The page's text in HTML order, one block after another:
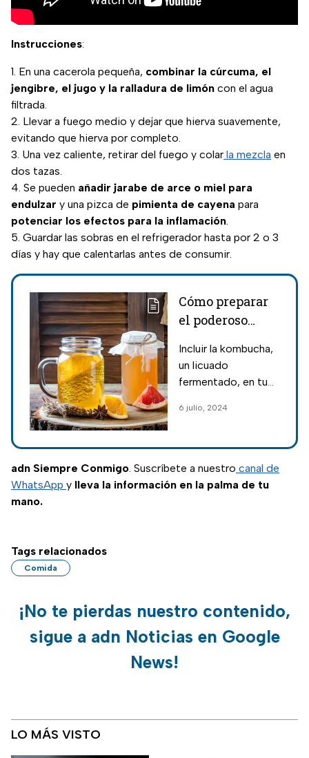
Instrucciones:
En una cacerola pequeña, combinar la cúrcuma, el
jengibre, el jugo y la ralladura de limón con el agua
filtrada.
Llevar a fuego medio y dejar que hierva suavemente,
evitando que hierva por completo.
Una vez caliente, retirar del fuego y colar la mezcla en
dos tazas.
Se pueden añadir jarabe de arce o miel para
endulzar y una pizca de pimienta de cayena para
potenciar los efectos para la inflamación.
Guardar las sobras en el refrigerador hasta por 2 o 3
días y hay que calentarlas antes de consumir.
Cómo preparar
el poderoso
para
desinflamar el
Incluir la kombucha,
un licuado
fermentado, en tu
excelente decisión,
aliado para reducir la
inflamación
abdominal.
6 julio, 2024
adn Siempre Conmigo. Suscríbete a nuestro canal de
WhatsApp y lleva la información en la palma de tu
mano.
Tags relacionados
Comida
¡No te pierdas nuestro contenido,
sigue a adn Noticias en Google
News!
LO MÁS VISTO